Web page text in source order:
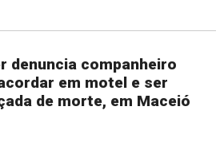
denuncia companheiro
em motel e ser
de morte, em Maceió